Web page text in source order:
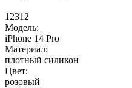
12312
Модель:
iPhone 14 Pro
Материал:
плотный силикон
Цвет:
розовый